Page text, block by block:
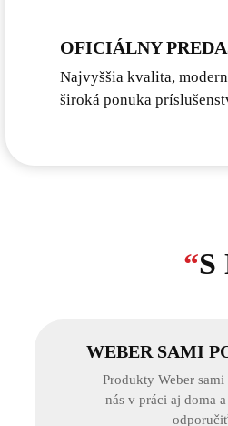
OFICIÁLNY
Najvyššia kvalita,
široká ponuka
“S
WEBER SAMI
Produkty Weber
nás v práci aj doma